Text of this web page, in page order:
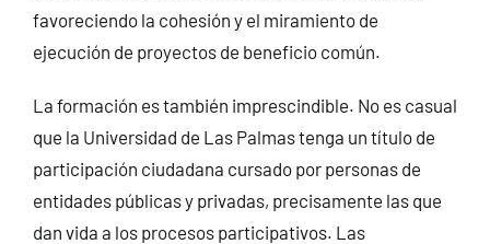
favoreciendo la cohesión y el miramiento de
ejecución de proyectos de beneficio común.
La formación es también imprescindible. No es casual
que la Universidad de Las Palmas tenga un título de
participación ciudadana cursado por personas de
entidades públicas y privadas, precisamente las que
dan vida a los procesos participativos. Las